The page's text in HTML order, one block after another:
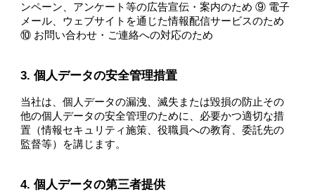
ンペーン、アンケート等の広告宣伝・案内のため ⑨ 電子
メール、ウェブサイトを通じた情報配信サービスのため
⑩ お問い合わせ・ご連絡への対応のため
3. 個人データの安全管理措置
当社は、個人データの漏洩、滅失または毀損の防止その
他の個人データの安全管理のために、必要かつ適切な措
置（情報セキュリティ施策、役職員への教育、委託先の
監督等）を講じます。
4. 個人データの第三者提供